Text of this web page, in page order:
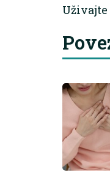
Uživajte